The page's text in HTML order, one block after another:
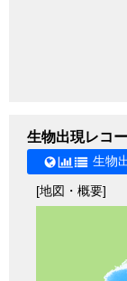
生物出現レコ
生物
[地図・概要]